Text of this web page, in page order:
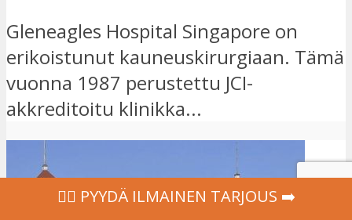
Gleneagles Hospital Singapore on
erikoistunut kauneuskirurgiaan. Tämä
vuonna 1987 perustettu JCI-
akkreditoitu klinikka...
‍👩‍⚕ PYYDÄ ILMAINEN TARJOUS ➡️